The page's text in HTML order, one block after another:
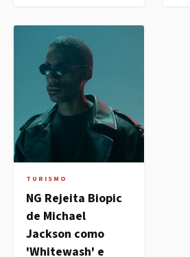
TURISMO
NG Rejeita Biopic
de Michael
Jackson como
'Whitewash' e